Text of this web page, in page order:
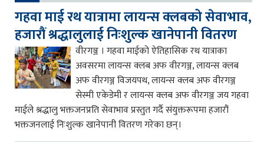
गहवा माई रथ यात्रामा लायन्स क्लबको सेवाभाव,
हजारौं श्रद्धालुलाई निःशुल्क खानेपानी वितरण
वीरगञ्ज । गहवा माईको ऐतिहासिक रथ यात्राका
अवसरमा लायन्स क्लब अफ वीरगञ्ज, लायन्स क्लब
अफ वीरगञ्ज विजयपथ, लायन्स क्लब अफ वीरगञ्ज
सेस्मी एकेडेमी र लायन्स क्लब अफ वीरगञ्ज जय गहवा
माईले श्रद्धालु भक्तजनप्रति सेवाभाव प्रस्तुत गर्दै संयुक्तरूपमा हजारौं
भक्तजनलाई निःशुल्क खानेपानी वितरण गरेका छन्।